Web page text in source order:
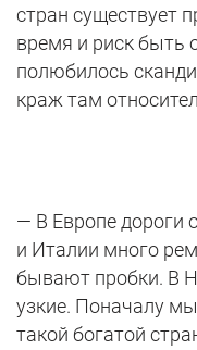
стран существует
время и риск быть
полюбилось
краж там
— В Европе дороги
и Италии много
бывают пробки. В
узкие. Поначалу
такой богатой